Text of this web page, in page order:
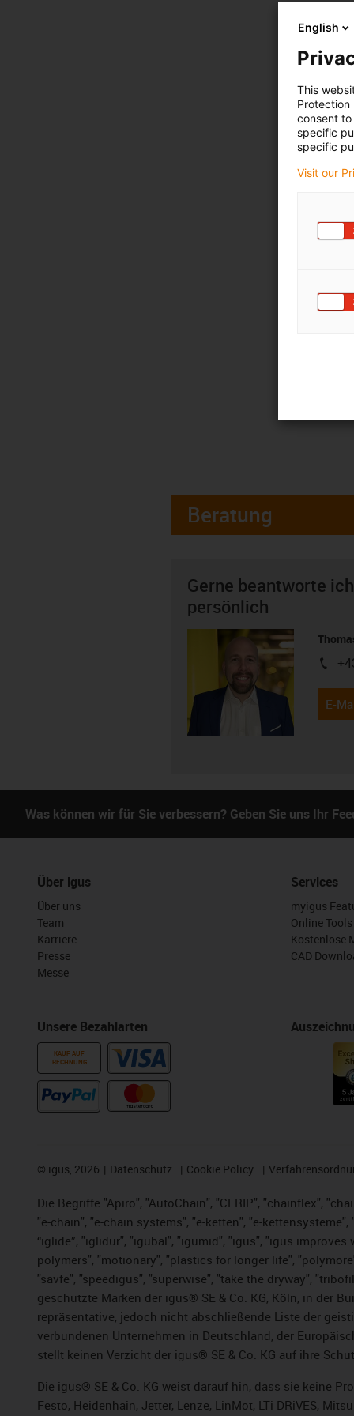
Beratung
Gerne beantworte
persönlich
igus-
E-
Was können wir für Sie verbessern? Geben Sie uns Ihr
Über igus
Über uns
Team
Karriere
Presse
Messe
Unsere Bezahlarten
KAUF AUF
RECHNUNG
Services
myigus
Online Tools
Kostenlose
CAD
© igus, 2026 Datenschutz Cookie Policy
Die Begriffe "Apiro", "AutoChain", "CFRIP", "chainflex",
"e-chain", "e-chain systems", "e-ketten", "e-
“iglide”, "iglidur", "igubal", "igumid", "igus", "igus
polymers", "motionary", "plastics for longer life",
"savfe", "speedigus", "superwise", "take the dryway",
geschützte Marken der igus® SE & Co. KG, Köln, in der
repräsentative, jedoch nicht abschließende Liste der
verbundenen Unternehmen in Deutschland, der
stellt keinen Verzicht der igus® SE & Co. KG auf ihre
Die igus® SE & Co. KG weist darauf hin, dass sie keine
Festo, Heidenhain, Jetter, Lenze, LinMot, LTi DRiVES,
English
This
Protection
consent
specific
specific
Visit our